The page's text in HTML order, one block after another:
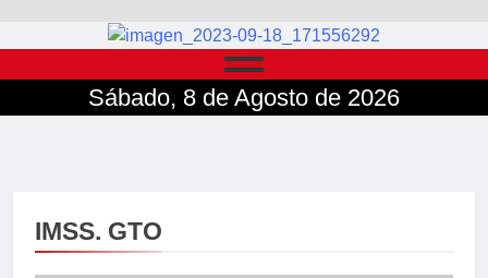
Sábado, 8 de Agosto de 2026
IMSS. GTO